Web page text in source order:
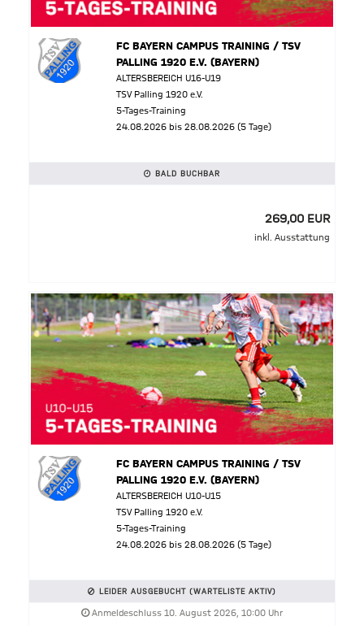
FC BAYERN CAMPUS TRAINING / TSV
PALLING 1920 E.V. (BAYERN)
ALTERSBEREICH U16-U19
TSV Palling 1920 e.V.
5-Tages-Training
24.08.2026 bis 28.08.2026 (5 Tage)
BALD BUCHBAR
269,00 EUR
inkl. Ausstattung
FC BAYERN CAMPUS TRAINING / TSV
PALLING 1920 E.V. (BAYERN)
ALTERSBEREICH U10-U15
TSV Palling 1920 e.V.
5-Tages-Training
24.08.2026 bis 28.08.2026 (5 Tage)
LEIDER AUSGEBUCHT (WARTELISTE AKTIV)
Anmeldeschluss 10. August 2026, 10:00 Uhr